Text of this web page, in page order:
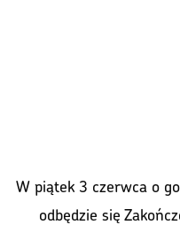
W piątek 3 czerwca o
odbędzie się